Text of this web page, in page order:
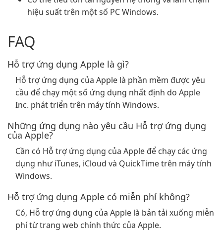
hiệu suất trên một số PC Windows.
FAQ
Hỗ trợ ứng dụng Apple là gì?
Hỗ trợ ứng dụng của Apple là phần mềm được yêu
cầu để chạy một số ứng dụng nhất định do Apple
Inc. phát triển trên máy tính Windows.
Những ứng dụng nào yêu cầu Hỗ trợ ứng dụng
của Apple?
Cần có Hỗ trợ ứng dụng của Apple để chạy các ứng
dụng như iTunes, iCloud và QuickTime trên máy tính
Windows.
Hỗ trợ ứng dụng Apple có miễn phí không?
Có, Hỗ trợ ứng dụng của Apple là bản tải xuống miễn
phí từ trang web chính thức của Apple.